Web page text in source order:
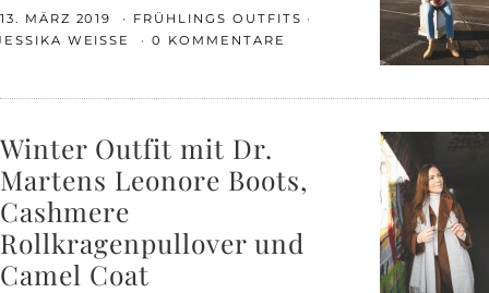
13. MÄRZ 2019
FRÜHLINGS OUTFITS
WEISSE
0 KOMMENTARE
Winter Outfit mit Dr.
Martens Leonore Boots,
Cashmere
Rollkragenpullover und
Camel Coat